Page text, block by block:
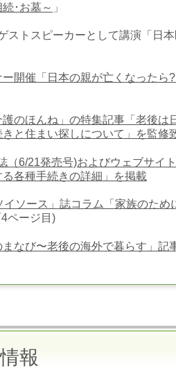
･お墓～ 」
ストスピーカーとして講演「 日
開催「日本の親が亡くなったら
のほんね」の特集記事「老後は
と住まい探しについて」を監修
（6/21発売号)およびウェブサイ
各種手続きの詳細 」を掲載
イソース」誌コラム「家族のため
ページ目)
なび〜老後の海外で暮らす」記
報